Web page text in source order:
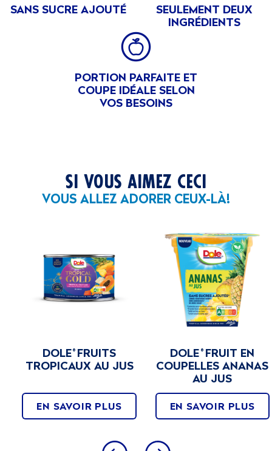
SANS SUCRE AJOUTÉ SEULEMENT DEUX
INGRÉDIENTS
PORTION PARFAITE ET
COUPE IDÉALE SELON
VOS BESOINS
SI VOUS AIMEZ CECI
VOUS ALLEZ ADORER CEUX-LÀ!
DOLE ®FRUITS
TROPICAUX AU JUS
EN SAVOIR PLUS
DOLE ®FRUIT EN
COUPELLES ANANAS
AU JUS
EN SAVOIR PLUS